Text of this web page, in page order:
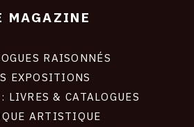
MAGAZINE
RAISONNÉS
EXPOSITIONS
LIVRES & CATALOGUES
ARTISTIQUE